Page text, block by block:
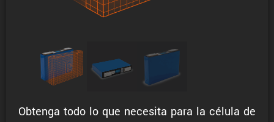
Obtenga todo lo que necesita para la célula de